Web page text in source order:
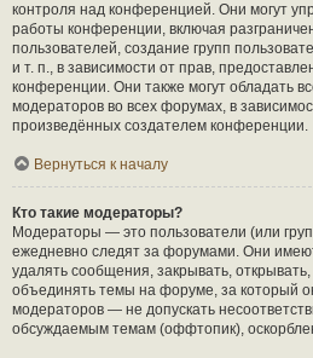
контроля над конференцией. Они могут
работы конференции, включая
пользователей, создание групп
и т. п., в зависимости от прав,
конференции. Они также могут обладать
модераторов во всех форумах, в
произведённых создателем конференции.
Вернуться к началу
Кто такие модераторы?
Модераторы — это пользователи (или
ежедневно следят за форумами. Они
удалять сообщения, закрывать,
объединять темы на форуме, за который
модераторов — не допускать
обсуждаемым темам (оффтопик),